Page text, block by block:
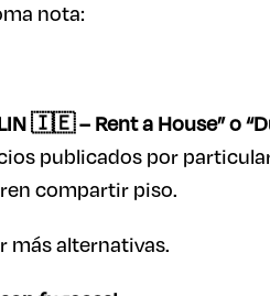
nota:
🇮🇪 – Rent a House” o
publicados por
compartir piso.
más alternativas.